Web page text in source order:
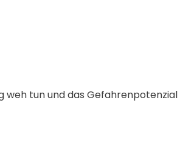
weh tun und das Gefahrenpotenzial